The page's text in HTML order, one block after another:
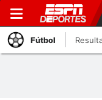
Fútbol